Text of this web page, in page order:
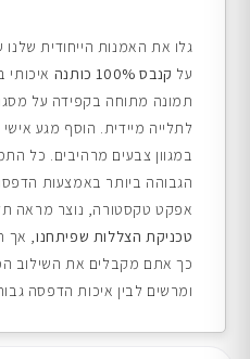
גלו את האמנות הייחודית
על קנבס 100% כותנה איכותי
תמונה מתוחה בקפידה על
לתלייה מיידית. הוסף מגע
במגוון צבעים מרהיבים. כל
הגבוהה ביותר באמצעות
אפקט טקסטורה, נוצר מראה
טכניקת הצללות שפיתחנו, אך
כך אתם מקבלים את השילוב
ומרשים לבין איכות הדפסה